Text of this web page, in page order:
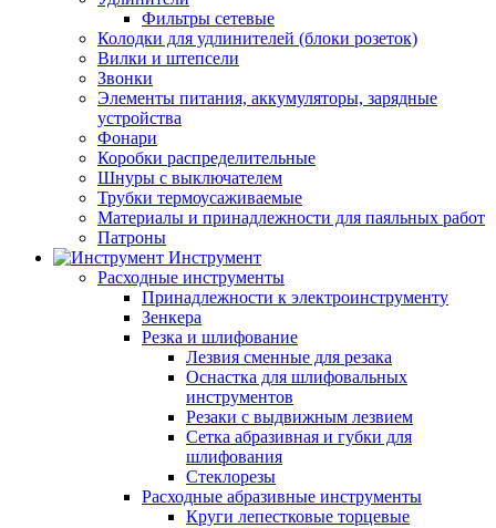
Фильтры сетевые
Колодки для удлинителей (блоки розеток)
Вилки и штепсели
Звонки
Элементы питания, аккумуляторы, зарядные
устройства
Фонари
Коробки распределительные
Шнуры с выключателем
Трубки термоусаживаемые
Материалы и принадлежности для паяльных работ
Патроны
Инструмент
Расходные инструменты
Принадлежности к электроинструменту
Зенкера
Резка и шлифование
Лезвия сменные для резака
Оснастка для шлифовальных
инструментов
Резаки с выдвижным лезвием
Сетка абразивная и губки для
шлифования
Стеклорезы
Расходные абразивные инструменты
Круги лепестковые торцевые